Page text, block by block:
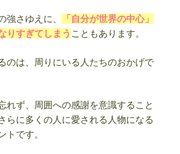
強さゆえに、
「自分が世界の中心」
りすぎてしまう こともあります。
のは、周りにいる人たちのおかげで
れず、周囲への感謝を意識すること
らに多くの人に愛される人物になる
トです。